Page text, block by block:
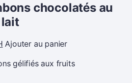
chocolatés au
Ajouter au panier